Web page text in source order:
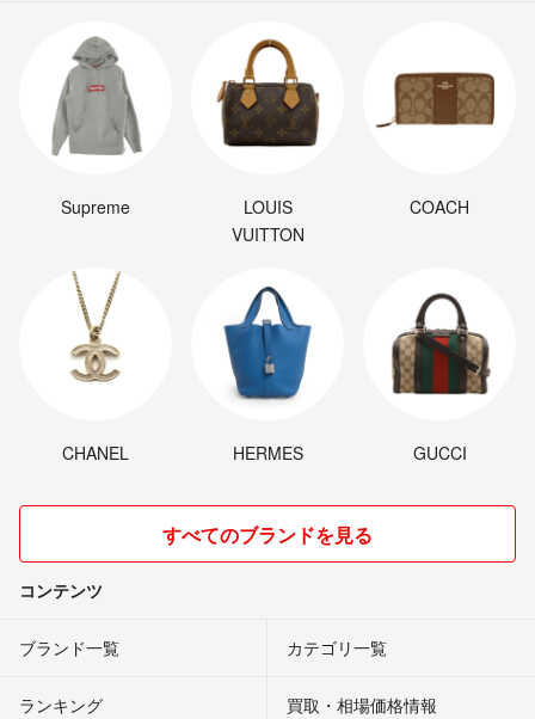
Supreme
LOUIS
VUITTON
COACH
CHANEL HERMES GUCCI
すべてのブランドを見る
コンテンツ
ブランド一覧 カテゴリ一覧
ランキング 買取・相場価格情報